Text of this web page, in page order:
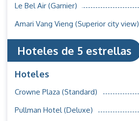
Le Bel Air (Garnier)
Amari Vang Vieng (Superior city view)
Hoteles de 5 estrellas
Hoteles
Crowne Plaza (Standard)
Pullman Hotel (Deluxe)